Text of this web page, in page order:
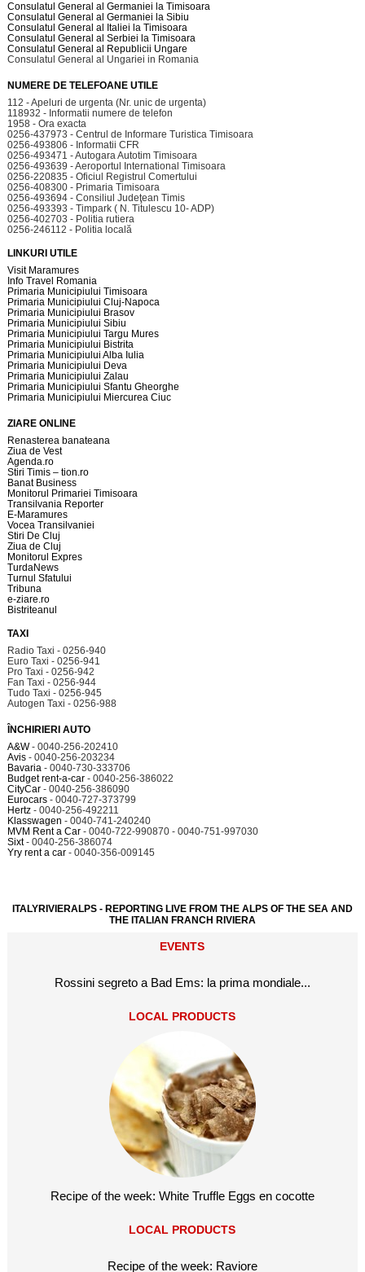
Consulatul General al Germaniei la Timisoara
Consulatul General al Germaniei la Sibiu
Consulatul General al Italiei la Timisoara
Consulatul General al Serbiei la Timisoara
Consulatul General al Republicii Ungare
Consulatul General al Ungariei in Romania
NUMERE DE TELEFOANE UTILE
112 - Apeluri de urgenta (Nr. unic de urgenta)
118932 - Informatii numere de telefon
1958 - Ora exacta
0256-437973 - Centrul de Informare Turistica Timisoara
0256-493806 - Informatii CFR
0256-493471 - Autogara Autotim Timisoara
0256-493639 - Aeroportul International Timisoara
0256-220835 - Oficiul Registrul Comertului
0256-408300 - Primaria Timisoara
0256-493694 - Consiliul Judeţean Timis
0256-493393 - Timpark ( N. Titulescu 10- ADP)
0256-402703 - Politia rutiera
0256-246112 - Politia locală
LINKURI UTILE
Visit Maramures
Info Travel Romania
Primaria Municipiului Timisoara
Primaria Municipiului Cluj-Napoca
Primaria Municipiului Brasov
Primaria Municipiului Sibiu
Primaria Municipiului Targu Mures
Primaria Municipiului Bistrita
Primaria Municipiului Alba Iulia
Primaria Municipiului Deva
Primaria Municipiului Zalau
Primaria Municipiului Sfantu Gheorghe
Primaria Municipiului Miercurea Ciuc
ZIARE ONLINE
Renasterea banateana
Ziua de Vest
Agenda.ro
Stiri Timis – tion.ro
Banat Business
Monitorul Primariei Timisoara
Transilvania Reporter
E-Maramures
Vocea Transilvaniei
Stiri De Cluj
Ziua de Cluj
Monitorul Expres
TurdaNews
Turnul Sfatului
Tribuna
e-ziare.ro
Bistriteanul
TAXI
Radio Taxi - 0256-940
Euro Taxi - 0256-941
Pro Taxi - 0256-942
Fan Taxi - 0256-944
Tudo Taxi - 0256-945
Autogen Taxi - 0256-988
ÎNCHIRIERI AUTO
A&W- 0040-256-202410
Avis- 0040-256-203234
Bavaria- 0040-730-333706
Budget rent-a-car- 0040-256-386022
CityCar- 0040-256-386090
Eurocars- 0040-727-373799
Hertz- 0040-256-492211
Klasswagen - 0040-741-240240
MVM Rent a Car- 0040-722-990870 - 0040-751-997030
Sixt- 0040-256-386074
Yry rent a car- 0040-356-009145
ITALYRIVIERALPS - REPORTING LIVE FROM THE ALPS OF THE SEA AND
THE ITALIAN FRANCH RIVIERA
EVENTS
Rossini segreto a Bad Ems: la prima mondiale...
LOCAL PRODUCTS
Recipe of the week: White Truffle Eggs en cocotte
LOCAL PRODUCTS
Recipe of the week: Raviore